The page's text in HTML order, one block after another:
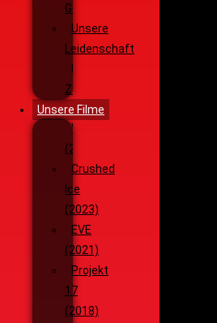
Geschichte
Unsere
Leidenschaft
Unsere
Ziele
Unsere Filme
Wenja
(2025)
Crushed
Ice
(2023)
EVE
(2021)
Projekt
17
(2018)